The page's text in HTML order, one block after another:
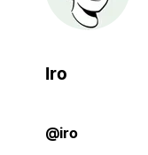
Iro
@iro